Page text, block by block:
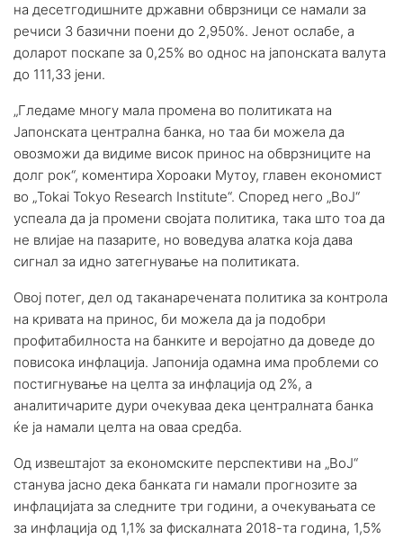
на десетгодишните државни обврзници се намали за
речиси 3 базични поени до 2,950%. Јенот ослабе, а
доларот поскапе за 0,25% во однос на јапонската валута
до 111,33 јени.
„Гледаме многу мала промена во политиката на
Јапонската централна банка, но таа би можела да
овозможи да видиме висок принос на обврзниците на
долг рок“, коментира Хороаки Мутоу, главен економист
во „Tokai Tokyo Research Institute“. Според него „ВоЈ“
успеала да ја промени својата политика, така што тоа да
не влијае на пазарите, но воведува алатка која дава
сигнал за идно затегнување на политиката.
Овој потег, дел од таканаречената политика за контрола
на кривата на принос, би можела да ја подобри
профитабилноста на банките и веројатно да доведе до
повисока инфлација. Јапонија одамна има проблеми со
постигнување на целта за инфлација од 2%, а
аналитичарите дури очекуваа дека централната банка
ќе ја намали целта на оваа средба.
Од извештајот за економските перспективи на „ВоЈ“
станува јасно дека банката ги намали прогнозите за
инфлацијата за следните три години, а очекувањата се
за инфлација од 1,1% за фискалната 2018-та година, 1,5%